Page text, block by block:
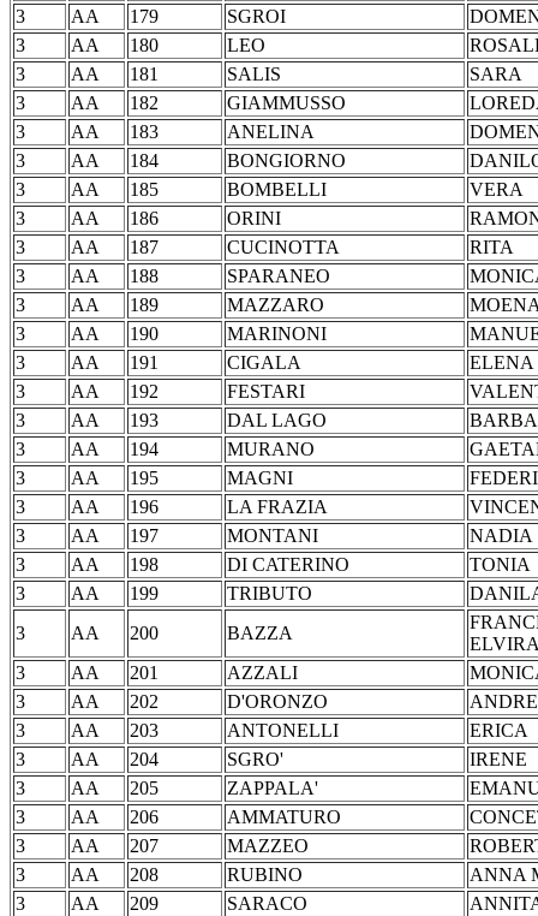
3
AA 179 SGROI
3
AA 180 LEO
3
AA 181 SALIS
3
AA 182 GIAMMUSSO
3
AA 183 ANELINA
3
AA 184 BONGIORNO
3
AA 185 BOMBELLI
3
AA 186 ORINI
3
AA 187 CUCINOTTA
3
AA 188 SPARANEO
3
AA 189 MAZZARO
3
AA 190 MARINONI
3
AA 191 CIGALA
3
AA 192 FESTARI
3
AA 193 DAL LAGO
3
AA 194 MURANO
3
AA 195 MAGNI
3
AA 196 LA FRAZIA
3
AA 197 MONTANI
3
AA 198 DI CATERINO
3
AA 199 TRIBUTO
3
AA 200 BAZZA
3
AA 201 AZZALI
3
AA 202 D'ORONZO
3
AA 203 ANTONELLI
3
AA 204 SGRO'
3
AA 205 ZAPPALA'
3
AA 206 AMMATURO
3
AA 207 MAZZEO
3
AA 208 RUBINO
3
AA 209 SARACO